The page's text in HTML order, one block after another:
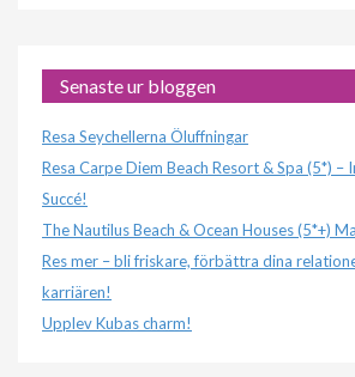
Senaste ur bloggen
Resa Seychellerna Öluffningar
Resa Carpe Diem Beach Resort & Spa (5*) –
Succé!
The Nautilus Beach & Ocean Houses (5*+)
Res mer – bli friskare, förbättra dina
karriären!
Upplev Kubas charm!